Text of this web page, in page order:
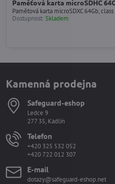
Paměťová karta microSDHC
Paměťová karta microSDXC 64Gb, class
Dostupnost:Skladem
Kamenná prodejna
Safeguard-eshop
Ledce 9
277 35, Kadlín
Telefon
+420 325 532 052
+420 722 012 307
E-mail
dotazy@safeguard-eshop.net